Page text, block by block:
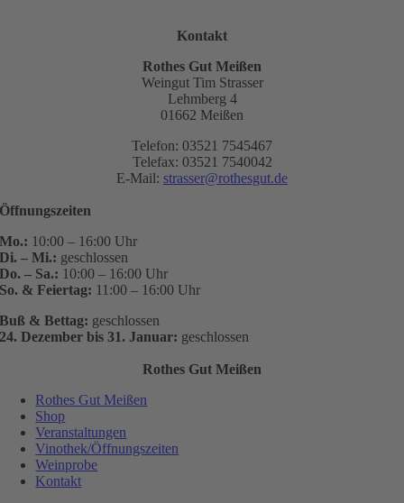
Kontakt
Rothes Gut Meißen
Weingut Tim Strasser
Lehmberg 4
01662 Meißen
Telefon: 03521 7545467
Telefax: 03521 7540042
E-Mail: strasser@rothesgut.de
Öffnungszeiten
Mo.: 10:00 – 16:00 Uhr
Di. – Mi.: geschlossen
Do. – Sa.: 10:00 – 16:00 Uhr
So. & Feiertag: 11:00 – 16:00 Uhr
Buß & Bettag: geschlossen
24. Dezember bis 31. Januar: geschlossen
Rothes Gut Meißen
Rothes Gut Meißen
Shop
Veranstaltungen
Vinothek/Öffnungszeiten
Weinprobe
Kontakt